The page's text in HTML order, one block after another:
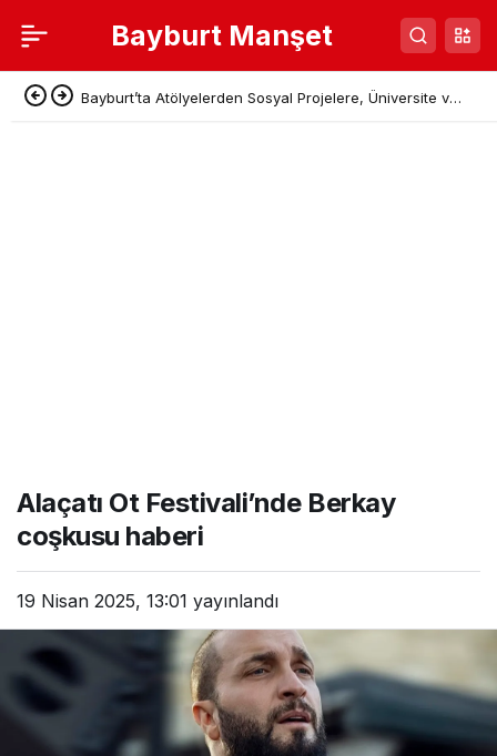
Bayburt Manşet
Bayburt’ta Atölyelerden Sosyal Projelere, Üniversite ve
Alaçatı Ot Festivali’nde Berkay
coşkusu haberi
19 Nisan 2025, 13:01 yayınlandı